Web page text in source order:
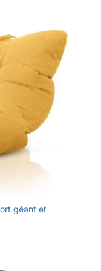
géant et